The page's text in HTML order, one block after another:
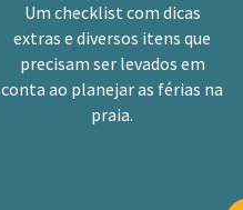
Um checklist com dicas
extras e diversos itens que
precisam ser levados em
conta ao planejar as férias na
praia.